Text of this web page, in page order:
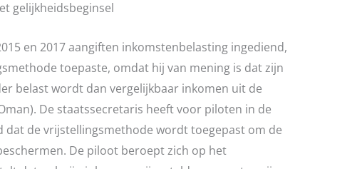
gelijkheidsbeginsel
en 2017 aangiften inkomstenbelasting ingediend,
toepaste, omdat hij van mening is dat zijn
belast wordt dan vergelijkbaar inkomen uit de
De staatssecretaris heeft voor piloten in de
dat de vrijstellingsmethode wordt toegepast om de
De piloot beroept zich op het